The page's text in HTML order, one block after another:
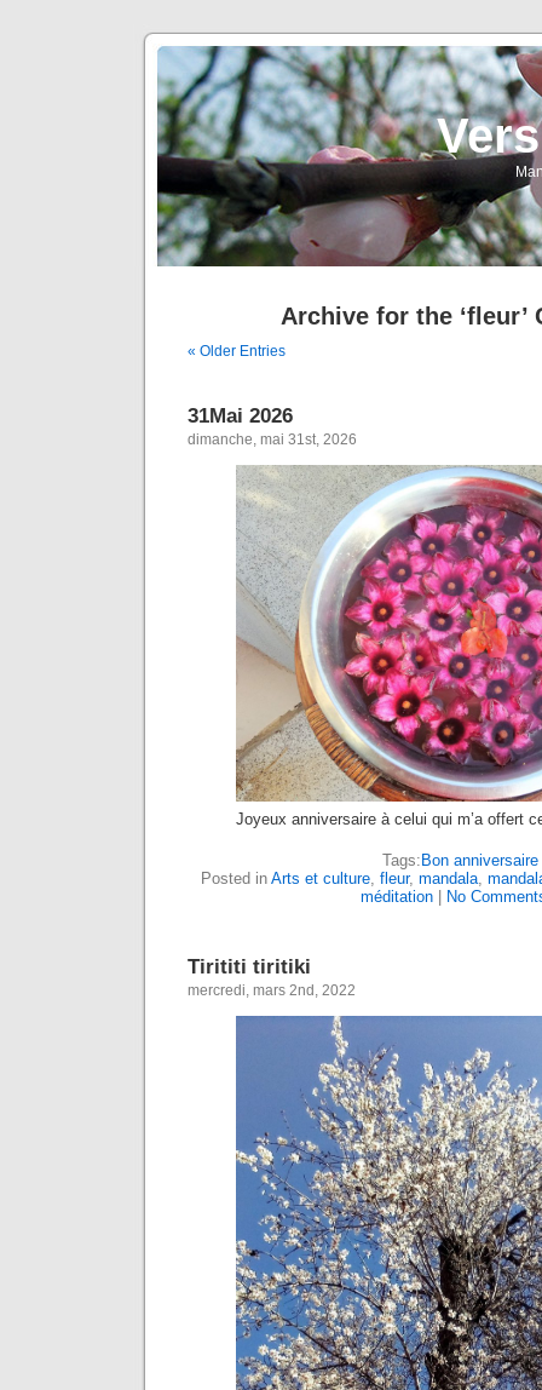
Archive for the ‘fleur’
« Older Entries
31Mai 2026
dimanche, mai 31st, 2026
Joyeux anniversaire à celui qui m’a offert
Tags:Bon anniversaire
Posted in Arts et culture fleur, mandala
méditation| No
Tirititi tiritiki
mercredi, mars 2nd, 2022